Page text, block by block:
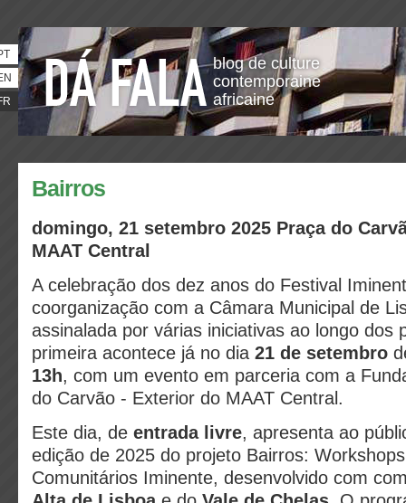
blog de culture
contemporaine
africaine
Bairros
domingo, 21 setembro 2025 Praça do
MAAT Central
A celebração dos dez anos do Festival
coorganização com a Câmara Municipal de
assinalada por várias iniciativas ao longo dos
primeira acontece já no dia 21 de setembro
13h, com um evento em parceria com a
do Carvão - Exterior do MAAT Central.
Este dia, de entrada livre, apresenta ao
edição de 2025 do projeto Bairros:
Comunitários Iminente, desenvolvido com